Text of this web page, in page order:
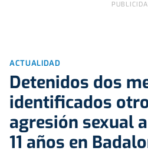
ACTUALIDAD
Detenidos dos
identificados
agresión sexual
11 años en